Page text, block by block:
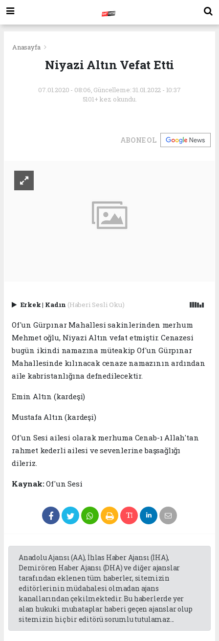
Anasayfa
Niyazi Altın Vefat Etti
07.01.2020 - 08:06, Güncelleme: 31.01.2022 - 10:37
5101+ kez okundu.
ABONE OL
Erkek| Kadın (Haberi Sesli Oku)
Of'un Gürpınar Mahallesi sakinlerinden merhum
Mehmet oğlu, Niyazi Altın vefat etmiştir. Cenazesi
bugün ikindi namazına müteakip Of'un Gürpınar
Mahallesinde kılınacak cenaze namazının ardından
aile kabristanlığına defnedilecektir.
Emin Altın (kardeşi)
Mustafa Altın (kardeşi)
Of'un Sesi ailesi olarak merhuma Cenab-ı Allah'tan
rahmet kederli ailesi ve sevenlerine başsağlığı
dileriz.
Kaynak:Of'un Sesi
Anadolu Ajansı (AA), İhlas Haber Ajansı (İHA),
Demirören Haber Ajansı (DHA) ve diğer ajanslar
tarafından eklenen tüm haberler, sitemizin
editörlerinin müdahalesi olmadan ajans
kanallarından çekilmektedir. Bu haberlerde yer
alan hukuki muhataplar haberi geçen ajanslar olup
sitemizin hiç bir editörü sorumlu tutulamaz...